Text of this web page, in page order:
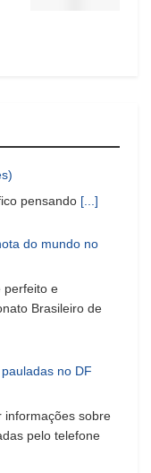
pensando [...]
do mundo no
perfeito e
Brasileiro de
no DF
informações sobre
pelo telefone